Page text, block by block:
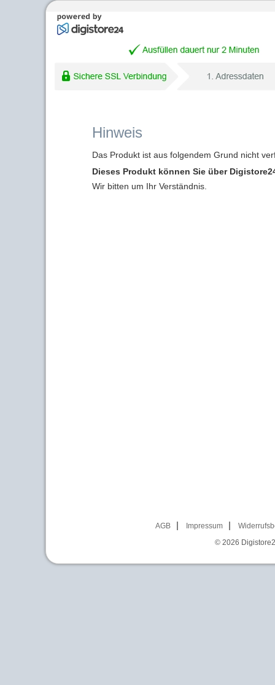
Hinweis
Das Produkt ist aus folgendem Grund nicht
Dieses Produkt können Sie über
Wir bitten um Ihr Verständnis.
AGB Impressum
© 2026